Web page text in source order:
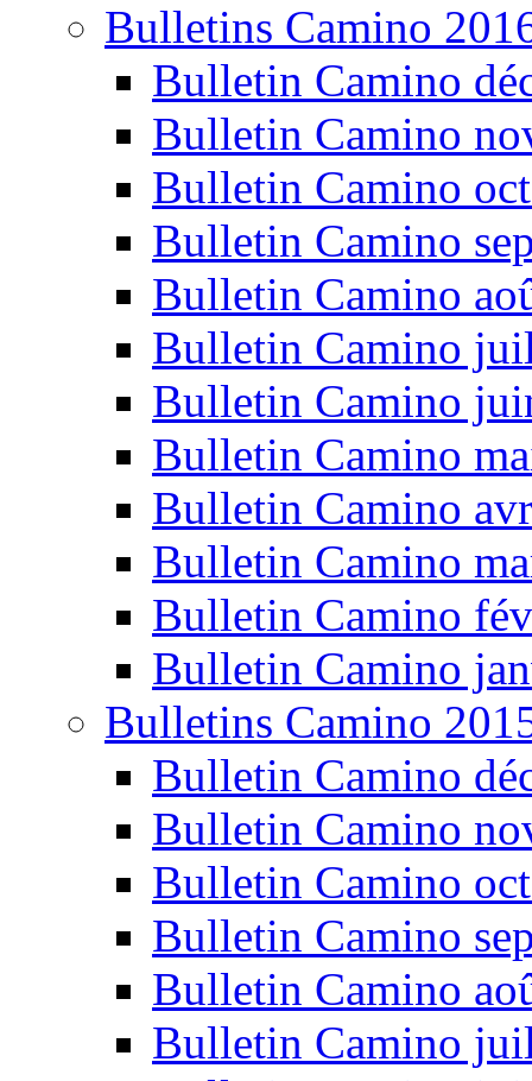
Bulletins Camino
Bulletin Camino
Bulletin Camino
Bulletin Camino
Bulletin Camino
Bulletin Camino
Bulletin Camino
Bulletin Camino
Bulletin Camino
Bulletin Camino
Bulletin Camino
Bulletin Camino
Bulletin Camino
Bulletins Camino
Bulletin Camino
Bulletin Camino
Bulletin Camino
Bulletin Camino
Bulletin Camino
Bulletin Camino